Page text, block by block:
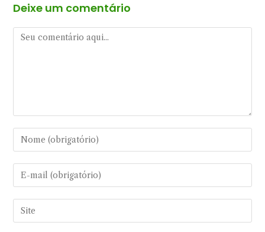
Deixe um comentário
Comentário
Digite
seu
nome
ou
de
usuário
Digite
seu
endereço
de
Digite
o